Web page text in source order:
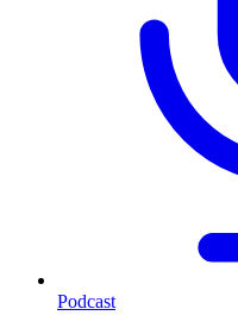
Podcast